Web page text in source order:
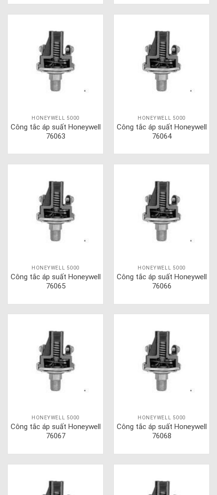
HONEYWELL 5000
Công tắc áp suất Honeywell
76063
HONEYWELL 5000
Công tắc áp suất Honeywell
76064
HONEYWELL 5000
Công tắc áp suất Honeywell
76065
HONEYWELL 5000
Công tắc áp suất Honeywell
76066
HONEYWELL 5000
Công tắc áp suất Honeywell
76067
HONEYWELL 5000
Công tắc áp suất Honeywell
76068